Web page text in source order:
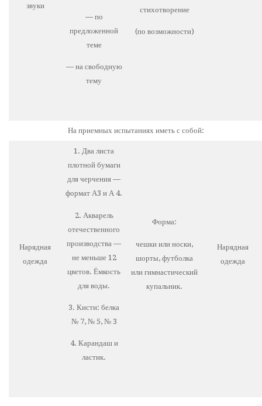
звуки
— по
предложенной
теме
— на свободную
тему
стихотворение
(по возможности)
На приемных испытаниях иметь с собой:
Нарядная
одежда
1. Два листа
плотной бумаги
для черчения —
формат А3 и А 4.
2. Акварель
отечественного
производства —
не меньше 12
цветов. Ёмкость
для воды.
3. Кисти: белка
№ 7, № 5, № 3
4. Карандаш и
ластик.
Форма:
чешки или носки,
шорты, футболка
или гимнастический
купальник.
Нарядная
одежда